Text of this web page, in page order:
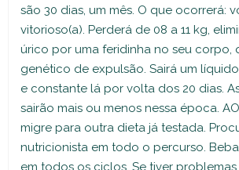
são 30 dias, um mês. O que ocorrerá:
vitorioso(a). Perderá de 08 a 11 kg,
úrico por uma feridinha no seu corpo,
genético de expulsão. Sairá um
e constante lá por volta dos 20 dias.
sairão mais ou menos nessa época. AO
migre para outra dieta já testada.
nutricionista em todo o percurso.
em todos os ciclos. Se tiver